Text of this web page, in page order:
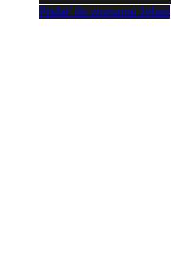
Pridať do zoznamu želaní